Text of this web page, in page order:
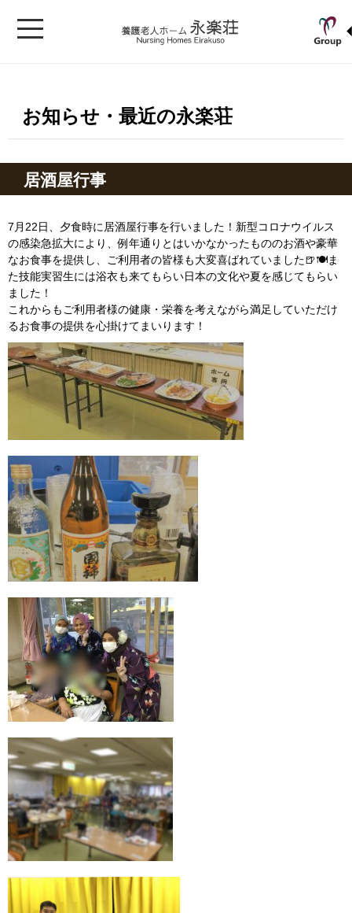
お知らせ・最近の永楽荘
居酒屋行事
7月22日、夕食時に居酒屋行事を行いました！新型コロナウイルス
の感染急拡大により、例年通りとはいかなかったもののお酒や豪華
なお食事を提供し、ご利用者の皆様も大変喜ばれていました🍺🍽ま
た技能実習生には浴衣も来てもらい日本の文化や夏を感じてもらい
ました！
これからもご利用者様の健康・栄養を考えながら満足していただけ
るお食事の提供を心掛けてまいります！